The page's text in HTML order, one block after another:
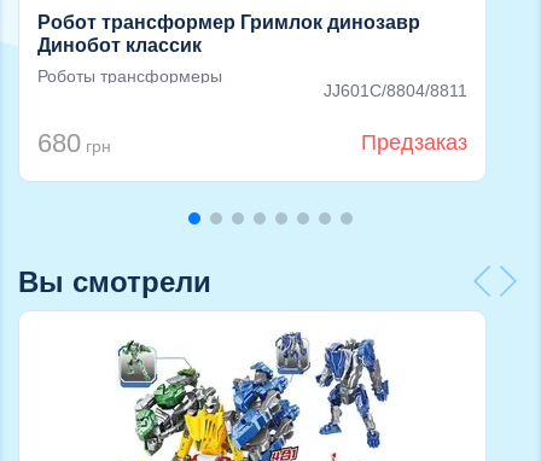
Робот трансформер Гримлок динозавр
Динобот классик
Роботы трансформеры
JJ601C/8804/8811
680 грн Предзаказ
Вы смотрели